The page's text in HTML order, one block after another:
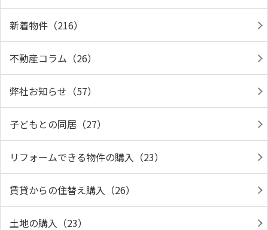
新着物件（216）
不動産コラム（26）
弊社お知らせ（57）
子どもとの同居（27）
リフォームできる物件の購入（23）
賃貸からの住替え購入（26）
土地の購入（23）